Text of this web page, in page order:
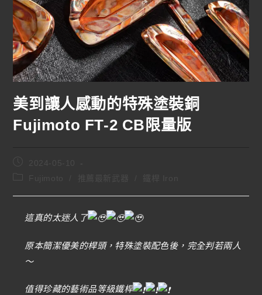
美到讓人感動的特殊塗裝銅
Fujimoto FT-2 CB限量版
2024-05-10
鐵桿 Iron
這真的太迷人了
原本簡潔優美的桿頭，特殊塗裝配色後，完全判若兩人
～
值得珍藏的藝術品等級鐵桿